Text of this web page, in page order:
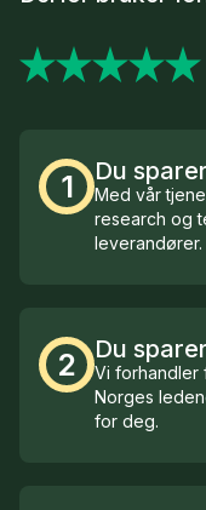
1 Du
Med vår
research og
leverandører.
2 Du
Vi forhandler
Norges
for deg.